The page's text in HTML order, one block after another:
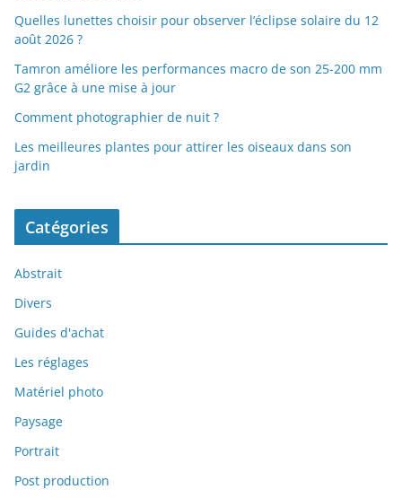
Quelles lunettes choisir pour observer l’éclipse solaire du 12
août 2026 ?
Tamron améliore les performances macro de son 25-200 mm
G2 grâce à une mise à jour
Comment photographier de nuit ?
Les meilleures plantes pour attirer les oiseaux dans son
jardin
Catégories
Abstrait
Divers
Guides d'achat
Les réglages
Matériel photo
Paysage
Portrait
Post production